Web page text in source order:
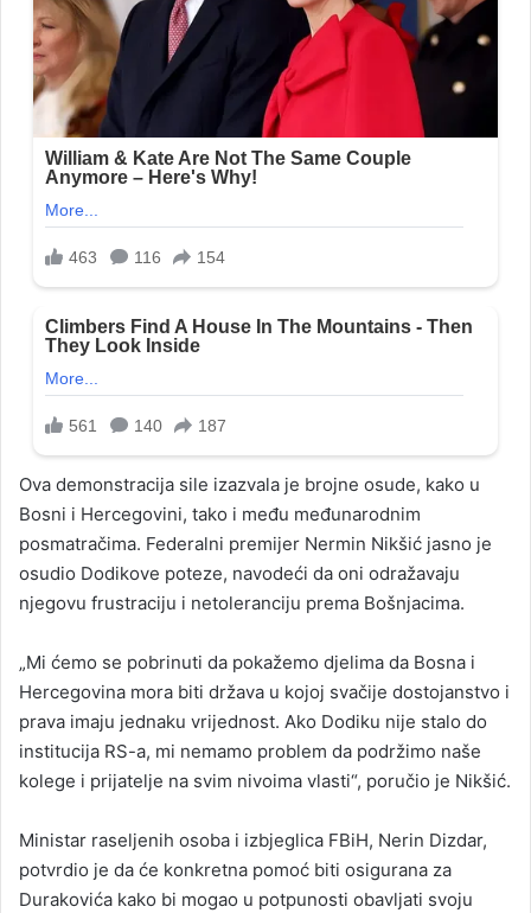
Ova demonstracija sile izazvala je brojne osude, kako u
Bosni i Hercegovini, tako i među međunarodnim
posmatračima. Federalni premijer Nermin Nikšić jasno je
osudio Dodikove poteze, navodeći da oni odražavaju
njegovu frustraciju i netoleranciju prema Bošnjacima.
„Mi ćemo se pobrinuti da pokažemo djelima da Bosna i
Hercegovina mora biti država u kojoj svačije dostojanstvo i
prava imaju jednaku vrijednost. Ako Dodiku nije stalo do
institucija RS-a, mi nemamo problem da podržimo naše
kolege i prijatelje na svim nivoima vlasti“, poručio je Nikšić.
Ministar raseljenih osoba i izbjeglica FBiH, Nerin Dizdar,
potvrdio je da će konkretna pomoć biti osigurana za
Durakovića kako bi mogao u potpunosti obavljati svoju